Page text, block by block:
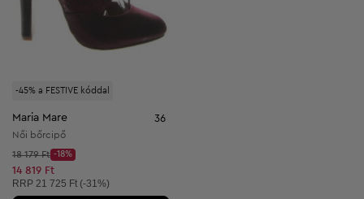
-45% a FESTIVE kóddal
Maria Mare 36
Női bőrcipő
Kezdő ár:
18 179 Ft
Discount Price:
-18%
Csökkentett ár:
14 819 Ft
Ajánlott ár:
RRP 21 725 Ft (-31%)